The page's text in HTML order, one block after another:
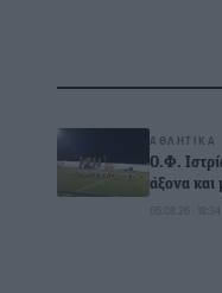
ΑΘΛΗΤΙΚΆ
Ο.Φ.
άξονα και
05.08.26 · 18:34